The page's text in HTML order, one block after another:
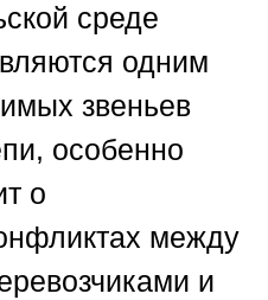
среде
одним
звеньев
особенно
о
между
и